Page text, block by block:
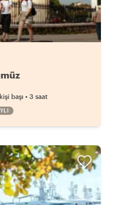
kişi başı • 3 saat